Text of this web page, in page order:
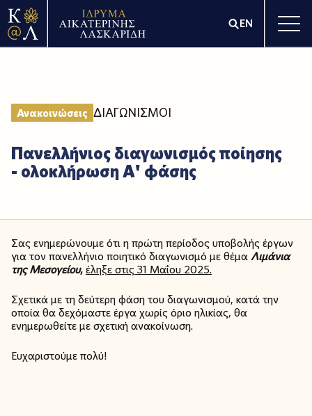
EN
Ανακοινώσεις ΔΙΑΓΩΝΙΣΜΟΙ
Πανελλήνιος διαγωνισμός ποίησης
- ολοκλήρωση Α' φάσης
Σας ενημερώνουμε ότι η πρώτη περίοδος υποβολής έργων
για τον πανελλήνιο ποιητικό διαγωνισμό με θέμαΛιμάνια
της Μεσογείου,έληξε στις 31 Μαΐου 2025.
Σχετικά με τη δεύτερη φάση του διαγωνισμού, κατά την
οποία θα δεχόμαστε έργα χωρίς όριο ηλικίας, θα
ενημερωθείτε με σχετική ανακοίνωση.
Ευχαριστούμε πολύ!